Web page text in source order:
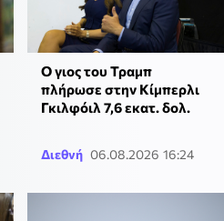
Ο γιος του Τραμπ
πλήρωσε στην Κίμπερλι
Γκιλφόιλ 7,6 εκατ. δολ.
Διεθνή 06.08.2026 16:24